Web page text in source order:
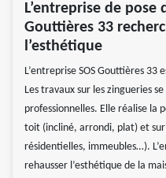
L’entreprise de pose
Gouttières 33
l’esthétique
L’entreprise SOS Gouttières 33
Les travaux sur les zingueries
professionnelles. Elle réalise la
toit (incliné, arrondi, plat) et
résidentielles, immeubles…).
rehausser l’esthétique de la